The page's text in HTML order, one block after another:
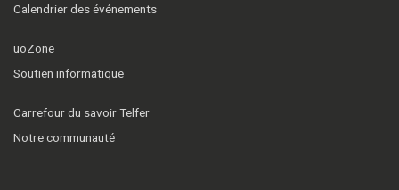
Calendrier des événements
uoZone
Soutien informatique
Carrefour du savoir Telfer
Notre communauté